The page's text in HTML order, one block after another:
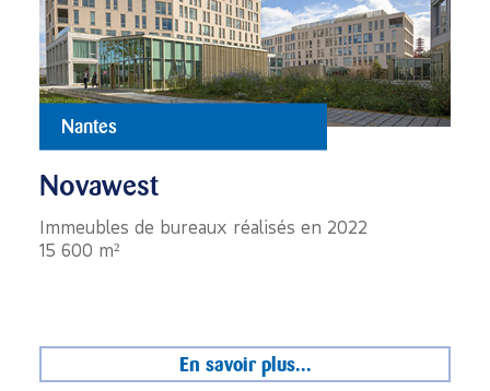
Nantes
Novawest
Immeubles de bureaux réalisés en 2022
15 600 m²
En savoir plus...